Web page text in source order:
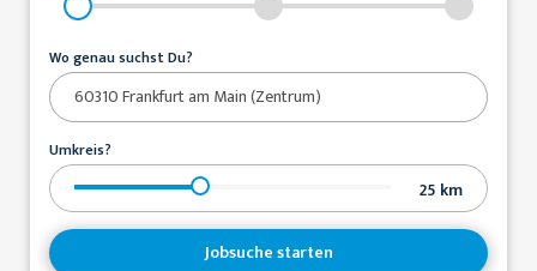
Wo genau suchst Du?
Umkreis?
25 km
Jobsuche starten